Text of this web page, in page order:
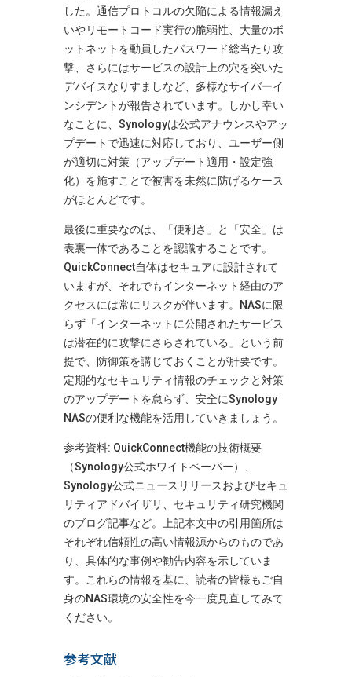
した。通信プロトコルの欠陥による情報漏え
いやリモートコード実行の脆弱性​ 、大量のボ
ットネットを動員したパスワード総当たり攻
撃​、さらにはサービスの設計上の穴を突いた
デバイスなりすまし​など、多様なサイバーイ
ンシデントが報告されています。しかし幸い
なことに、Synologyは公式アナウンスやアッ
プデートで迅速に対応しており​
、ユーザー側
が適切に対策（アップデート適用・設定強
化）を施すことで被害を未然に防げるケース
がほとんどです。
最後に重要なのは、「便利さ」と「安全」は
表裏一体であることを認識することです。
QuickConnect自体はセキュアに設計されて
いますが、それでもインターネット経由のア
クセスには常にリスクが伴います。NASに限
らず「インターネットに公開されたサービス
は潜在的に攻撃にさらされている」という前
提で、防御策を講じておくことが肝要です。
定期的なセキュリティ情報のチェックと対策
のアップデートを怠らず、安全にSynology
NASの便利な機能を活用していきましょう。
参考資料: QuickConnect機能の技術概要
（Synology公式ホワイトペーパー）、
Synology公式ニュースリリースおよびセキュ
リティアドバイザリ、セキュリティ研究機関
のブログ記事など​。上記本文中の引用箇所は
それぞれ信頼性の高い情報源からのものであ
り、具体的な事例や勧告内容を示していま
す。これらの情報を基に、読者の皆様もご自
身のNAS環境の安全性を今一度見直してみて
ください。
参考文献